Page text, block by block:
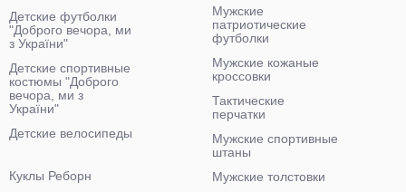
Детские футболки
"Доброго вечора, ми
з України"
Детские спортивные
костюмы "Доброго
вечора, ми з
України"
Детские велосипеды
Мужские
патриотические
футболки
Мужские кожаные
кроссовки
Тактические
перчатки
Мужские спортивные
штаны
Мужские толстовки
Куклы Реборн